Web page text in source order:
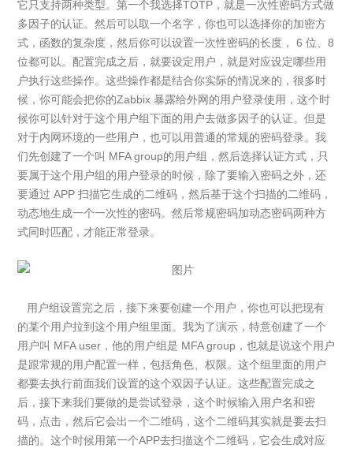
它只支持两种类型。第一个我选择TOTP，就是一次性密码方式做
多因子的认证。然后可以取一个名字，你也可以选择你的加密方
式，函数的复杂度，然后你可以设置一次性密码的长度， 6 位、8
位都可以。配置完成之后，就要设定用户，就是对应设定哪些用
户执行这些操作。这些操作都是结合你实际的情况来的，很多时
候，你可能会把你的Zabbix 暴露给外网的用户登录使用，这个时
候你可以针对于这个用户组下面的用户去做多因子的认证。但是
对于内网环境的一些用户，也可以用普通的常规的密码登录。我
们先创建了一个叫 MFA group的用户组，然后选择认证方式，只
要属于这个用户组的用户登录的时候，除了要输入密码之外，还
要通过 APP 扫描它生成的二维码，然后基于这个扫描的二维码，
动态地生成一个一次性的密码。然后常规密码加动态密码两种方
式同时匹配，才能正常登录。
用户组设置完之后，接下来要创建一个用户，你也可以把现有
的某个用户拉到这个用户组里面。我为了演示，特意创建了一个
用户叫 MFA user，他的用户组是 MFA group，也就是说这个用户
是跟常规的用户配置一样，包括角色、权限。这个组里面的用户
都要去执行前面我们设置的这个双因子认证。这些配置完成之
后，接下来我们要做的是尝试登录，这个时候输入用户名和密
码，点击，然后它会出一个二维码，这个二维码其实就是要去扫
描的。这个时候用第一个APP去扫描这个二维码，它会生成对应